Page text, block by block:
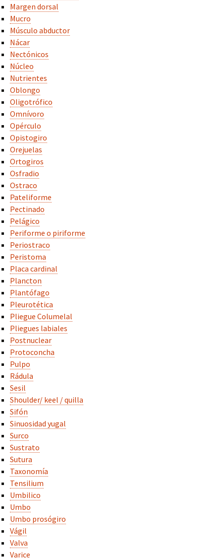
Margen dorsal
Mucro
Músculo abductor
Nácar
Nectónicos
Núcleo
Nutrientes
Oblongo
Oligotrófico
Omnívoro
Opérculo
Opistogiro
Orejuelas
Ortogiros
Osfradio
Ostraco
Pateliforme
Pectinado
Pelágico
Periforme o piriforme
Periostraco
Peristoma
Placa cardinal
Plancton
Plantófago
Pleurotética
Pliegue Columelal
Pliegues labiales
Postnuclear
Protoconcha
Pulpo
Rádula
Sesil
Shoulder/ keel / quilla
Sifón
Sinuosidad yugal
Surco
Sustrato
Sutura
Taxonomía
Tensilium
Umbilico
Umbo
Umbo prosógiro
Vágil
Valva
Varice